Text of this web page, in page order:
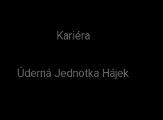
Kariéra
Úderná Jednotka Hájek